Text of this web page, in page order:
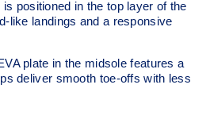
positioned in the top layer of the
like landings and a responsive
plate in the midsole features a
deliver smooth toe-offs with less